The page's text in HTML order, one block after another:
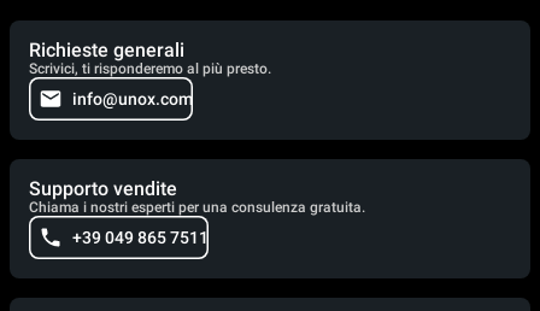
Richieste generali
Scrivici, ti risponderemo al più presto.
info@unox.com
Supporto vendite
Chiama i nostri esperti per una consulenza gratuita.
+39 049 865 7511